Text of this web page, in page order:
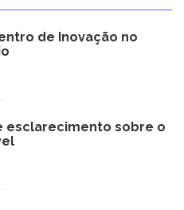
de Inovação no
esclarecimento sobre o